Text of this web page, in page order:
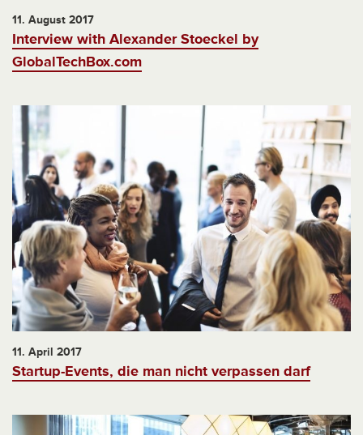
11. August 2017
Interview with Alexander Stoeckel by
GlobalTechBox.com
11. April 2017
Startup-Events, die man nicht verpassen darf